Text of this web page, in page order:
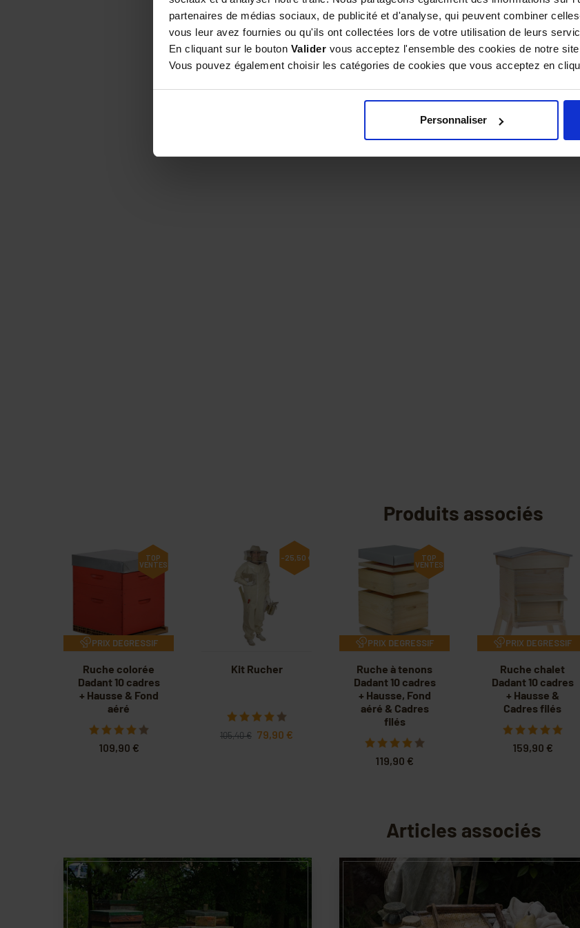
partenaires de médias sociaux, de publicité et d'analyse, qui peuvent combiner
vous leur avez fournies ou qu'ils ont collectées lors de votre utilisation de leurs
En cliquant sur le bouton Valider vous acceptez l'ensemble des cookies de notre
Vous pouvez également choisir les catégories de cookies que vous acceptez en
Personnaliser
Tout a commencé avec mon grand-père, Paul, à Cheval-Blanc. Mon père,
1976 avant d'ouvrir le magasin « Luberon Apiculture » en 1998 pour
meilleur matériel. Pour ma part, j'ai rejoint l'entreprise familiale en2000 .
mon expérience quotidienne au rucher, j'ai co-fondé Apiculture.net.
ou professionnel. Je sais ce dont vous avez besoin, car je le vis au
Produits associés
TOP
VENTES
PRIX DEGRESSIF
Ruche colorée
Dadant 10 cadres
+ Hausse & Fond
aéré
109,90 €
-25,50 €
Kit Rucher
105,40 € 79,90 €
TOP
VENTES
PRIX DEGRESSIF
Ruche à tenons
Dadant 10 cadres
+ Hausse, Fond
aéré & Cadres
filés
119,90 €
PRIX DEGRESSIF
Ruche chalet
Dadant 10 cadres
+ Hausse &
Cadres filés
159,90 €
Articles associés